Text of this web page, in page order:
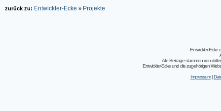
zurück zu: Entwickler-Ecke » Projekte
Entwickler-
Alle Beiträge stammen von
Entwickler-Ecke und die zugehörigen
Impressum|